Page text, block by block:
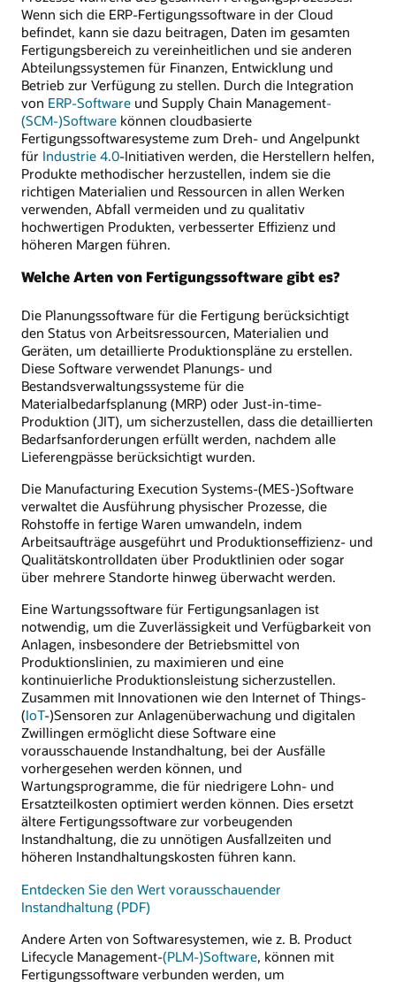
Wenn sich die ERP-Fertigungssoftware in der Cloud
befindet, kann sie dazu beitragen, Daten im gesamten
Fertigungsbereich zu vereinheitlichen und sie anderen
Abteilungssystemen für Finanzen, Entwicklung und
Betrieb zur Verfügung zu stellen. Durch die Integration
von ERP-Software und Supply Chain Management-
(SCM-)Software können cloudbasierte
Fertigungssoftwaresysteme zum Dreh- und Angelpunkt
für Industrie 4.0-Initiativen werden, die Herstellern helfen,
Produkte methodischer herzustellen, indem sie die
richtigen Materialien und Ressourcen in allen Werken
verwenden, Abfall vermeiden und zu qualitativ
hochwertigen Produkten, verbesserter Effizienz und
höheren Margen führen.
Welche Arten von Fertigungssoftware gibt es?
Die Planungssoftware für die Fertigung berücksichtigt
den Status von Arbeitsressourcen, Materialien und
Geräten, um detaillierte Produktionspläne zu erstellen.
Diese Software verwendet Planungs- und
Bestandsverwaltungssysteme für die
Materialbedarfsplanung (MRP) oder Just-in-time-
Produktion (JIT), um sicherzustellen, dass die detaillierten
Bedarfsanforderungen erfüllt werden, nachdem alle
Lieferengpässe berücksichtigt wurden.
Die Manufacturing Execution Systems-(MES-)Software
verwaltet die Ausführung physischer Prozesse, die
Rohstoffe in fertige Waren umwandeln, indem
Arbeitsaufträge ausgeführt und Produktionseffizienz- und
Qualitätskontrolldaten über Produktlinien oder sogar
über mehrere Standorte hinweg überwacht werden.
Eine Wartungssoftware für Fertigungsanlagen ist
notwendig, um die Zuverlässigkeit und Verfügbarkeit von
Anlagen, insbesondere der Betriebsmittel von
Produktionslinien, zu maximieren und eine
kontinuierliche Produktionsleistung sicherzustellen.
Zusammen mit Innovationen wie den Internet of Things-
(IoT-)Sensoren zur Anlagenüberwachung und digitalen
Zwillingen ermöglicht diese Software eine
vorausschauende Instandhaltung, bei der Ausfälle
vorhergesehen werden können, und
Wartungsprogramme, die für niedrigere Lohn- und
Ersatzteilkosten optimiert werden können. Dies ersetzt
ältere Fertigungssoftware zur vorbeugenden
Instandhaltung, die zu unnötigen Ausfallzeiten und
höheren Instandhaltungskosten führen kann.
Entdecken Sie den Wert vorausschauender
Instandhaltung (PDF)
Andere Arten von Softwaresystemen, wie z. B. Product
Lifecycle Management-(PLM-)Software, können mit
Fertigungssoftware verbunden werden, um